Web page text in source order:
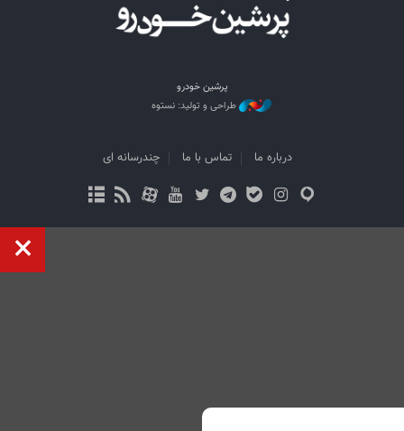
پرشین خودرو
طراحی و تولید: نستوه
درباره ما تماس با ما چندرسانه ای